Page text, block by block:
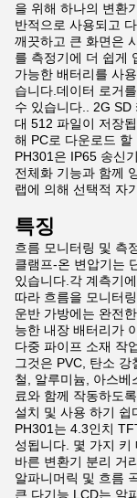
을 위해 하나의 변환
반적으로 사용되고
깨끗하고 큰 화면은
를 측정기에 더 쉽게
가능한 배터리를 사
습니다.데이터 로거
수 있습니다.. 2G SD
대 512 파일이 저장
해 PC로 다운로드 할
PH301은 IP65 송신
전체화 기능과 함께
랩에 의해 선택적 자
특징
흐름 모니터링 및 측
클램프-온 변압기는
있습니다.각 계측기
따라 흐름을 모니터
운반 가방에는 완전
능한 내장 배터리가
다중 파이프 소재 작
그것은 PVC, 탄소
철, 알루미늄, 아스베
료와 함께 작동하도
설치 및 사용 하기 쉽
PH301는 4.3인치
성됩니다. 몇 가지 키
바른 변환기 분리 거
알파니머릭 및 흐름
큰 다기능 LCD는 알